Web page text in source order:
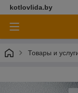
kotlovlida.by
Товары и